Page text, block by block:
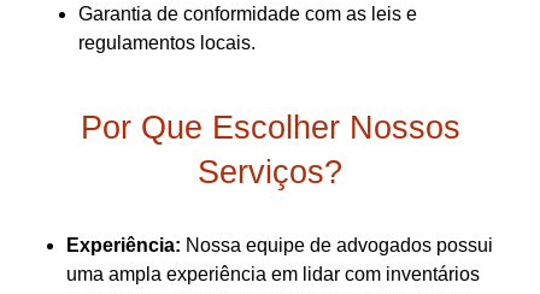
Garantia de conformidade com as leis e
regulamentos locais.
Por Que Escolher Nossos
Serviços?
Experiência: Nossa equipe de advogados possui
uma ampla experiência em lidar com inventários